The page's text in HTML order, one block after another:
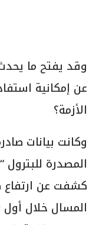
وقد يفتح ما
عن إمكانية
الأزمة؟
وكانت بيانات
المصدرة
كشفت عن ارتفاع